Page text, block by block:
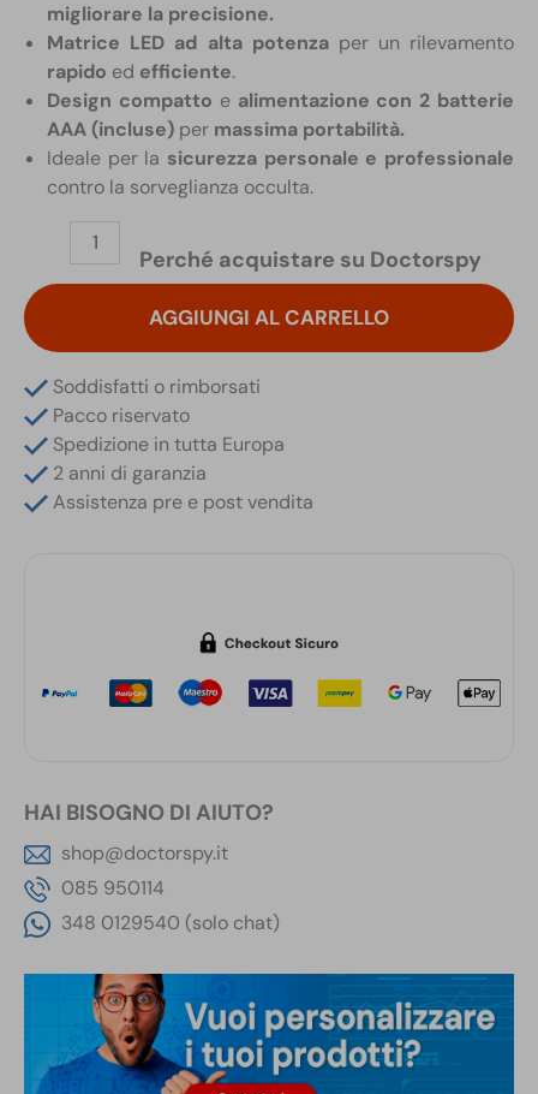
migliorare la precisione.
Matrice LED ad alta potenzaper un rilevamento
rapido ed efficiente.
Design compatto e alimentazione con 2 batterie
AAA (incluse) per massima portabilità.
Ideale per la sicurezza personale e professionale
contro la sorveglianza occulta.
Digiscan-
labs
Laser
Ottico
IR
per
Rilevamento
Telecamere
AGGIUNGI AL CARRELLO
Perché acquistare su Doctorspy
Soddisfatti o rimborsati
Pacco riservato
Spedizione in tutta Europa
2 anni di garanzia
Assistenza pre e post vendita
HAI BISOGNO DI AIUTO?
shop@doctorspy.it
085 950114
348 0129540 (solo chat)